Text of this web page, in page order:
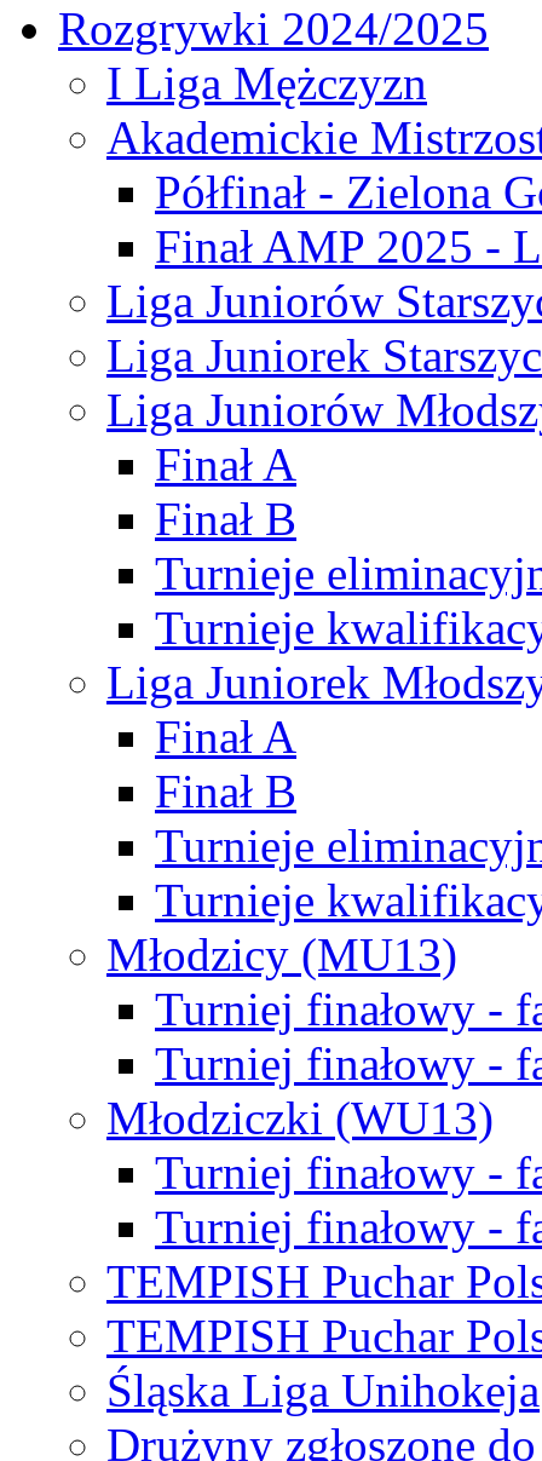
Rozgrywki 2024/2025
I Liga Mężczyzn
Akademickie
Półfinał - Zielona
Finał AMP 2025 -
Liga Juniorów
Liga Juniorek
Liga Juniorów
Finał A
Finał B
Turnieje
Turnieje
Liga Juniorek
Finał A
Finał B
Turnieje
Turnieje
Młodzicy (MU13)
Turniej finałowy -
Turniej finałowy -
Młodziczki (WU13)
Turniej finałowy -
Turniej finałowy -
TEMPISH Puchar
TEMPISH Puchar
Śląska Liga Unihokeja
Drużyny zgłoszone